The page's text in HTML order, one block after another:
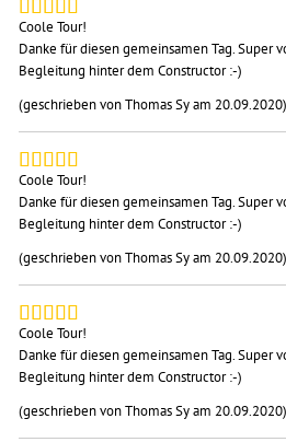
Coole Tour!
Danke für diesen gemeinsamen Tag. Super
Begleitung hinter dem Constructor :-)
(geschrieben von Thomas Sy am 20.09.2020)
Coole Tour!
Danke für diesen gemeinsamen Tag. Super
Begleitung hinter dem Constructor :-)
(geschrieben von Thomas Sy am 20.09.2020)
Coole Tour!
Danke für diesen gemeinsamen Tag. Super
Begleitung hinter dem Constructor :-)
(geschrieben von Thomas Sy am 20.09.2020)